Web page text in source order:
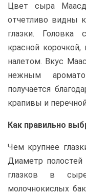
Цвет сыра
отчетливо видны
глазки.
красной
налетом. Вкус
нежным
получается
крапивы и
Как правильно
Чем крупнее
Диаметр
глазков в
молочнокислых